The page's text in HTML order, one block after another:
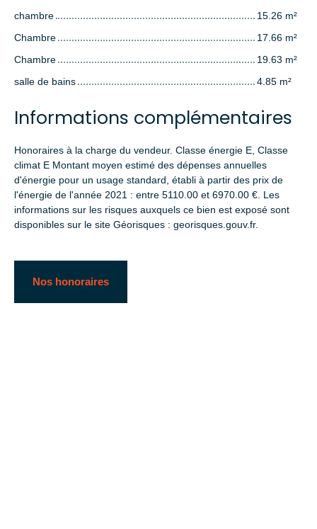
chambre
15.26 m²
Chambre
17.66 m²
Chambre
19.63 m²
salle de bains
4.85 m²
Informations complémentaires
Honoraires à la charge du vendeur. Classe énergie E, Classe
climat E Montant moyen estimé des dépenses annuelles
d'énergie pour un usage standard, établi à partir des prix de
l'énergie de l'année 2021 : entre 5110.00 et 6970.00 €. Les
informations sur les risques auxquels ce bien est exposé sont
disponibles sur le site Géorisques : georisques.gouv.fr.
Nos honoraires